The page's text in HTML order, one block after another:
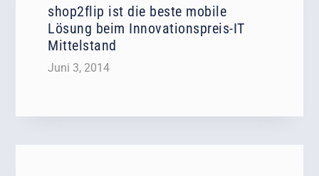
shop2flip ist die beste mobile
Lösung beim Innovationspreis-IT
Mittelstand
Juni 3, 2014